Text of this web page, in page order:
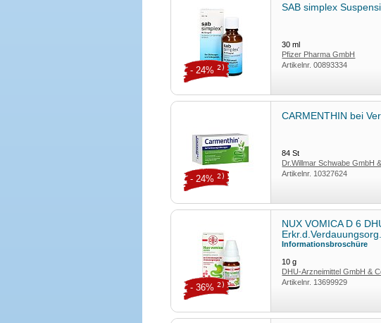
SAB simplex
30ml
Pfizer Pharma GmbH
Artikelnr.00893334
- 24% 2)
CARMENTHIN bei
84St
Dr.Willmar Schwabe GmbH
Artikelnr. 10327624
- 24% 2)
NUX VOMICA D 6
Informationsbroschüre
10g
DHU-Arzneimittel GmbH &
Artikelnr. 13699929
- 36% 2)